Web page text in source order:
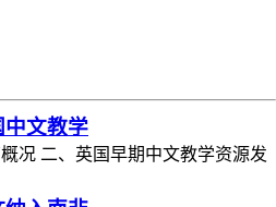
中文教学
况 二、英国早期中文教学资源发